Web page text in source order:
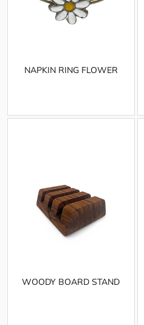
NAPKIN RING FLOWER
WOODY BOARD STAND